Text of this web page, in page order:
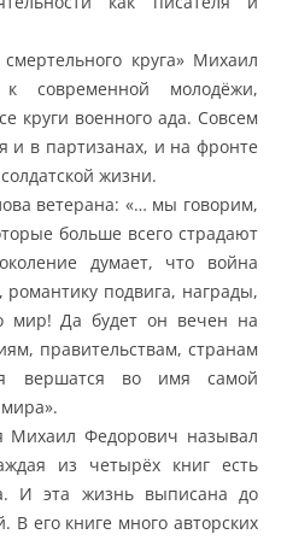
круга» Михаил
современной молодёжи,
круги военного ада. Совсем
в партизанах, и на фронте
жизни.
ветерана: «… мы говорим,
больше всего страдают
думает, что война
романтику подвига, награды,
мир! Да будет он вечен на
правительствам, странам
вершатся во имя самой
Михаил Федорович называл
из четырёх книг есть
И эта жизнь выписана до
В его книге много авторских